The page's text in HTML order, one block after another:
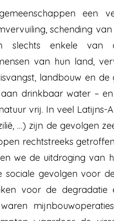
een
schending
slechts enkele
van hun land,
landbouw en de
drinkbaar water –
vrij. In veel Latijns-
…) zijn de gevolgen
rechtstreeks
we de uitdroging van
sociale gevolgen voor
voor de degradatie